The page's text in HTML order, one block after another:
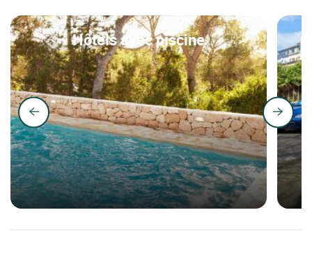
Hôtels avec piscine